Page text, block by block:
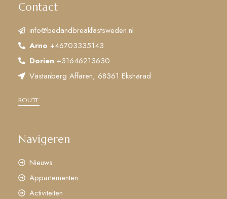
Contact
info@bedandbreakfastsweden.nl
Arno +46703335143
Dorien +31646213630
Västanberg Affären, 68361 Ekshärad
ROUTE
Navigeren
Nieuws
Appartementen
Activiteiten